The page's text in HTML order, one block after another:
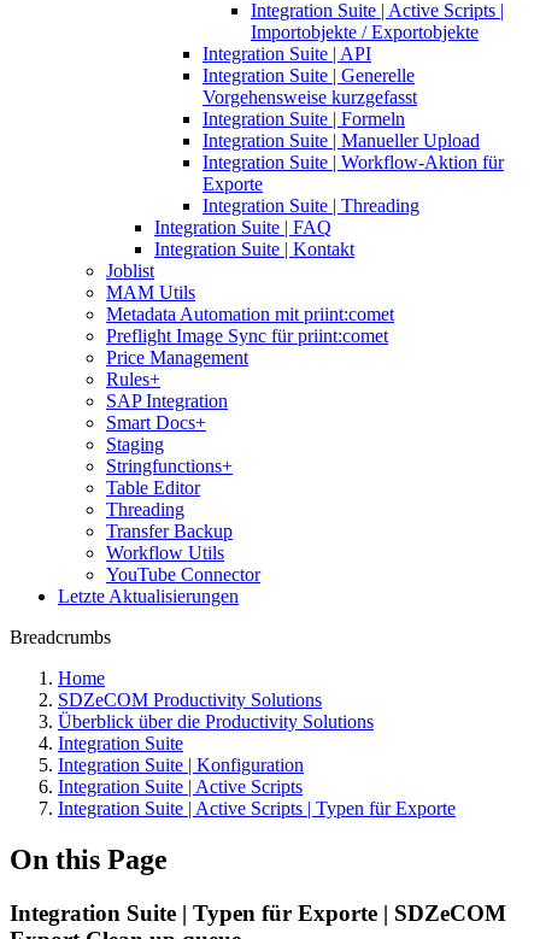
Integration Suite | Active Scripts |
Importobjekte / Exportobjekte
Integration Suite | API
Integration Suite | Generelle
Vorgehensweise kurzgefasst
Integration Suite | Formeln
Integration Suite | Manueller Upload
Integration Suite | Workflow-Aktion für
Exporte
Integration Suite | Threading
Integration Suite | FAQ
Integration Suite | Kontakt
Joblist
MAM Utils
Metadata Automation mit priint:comet
Preflight Image Sync für priint:comet
Price Management
Rules+
SAP Integration
Smart Docs+
Staging
Stringfunctions+
Table Editor
Threading
Transfer Backup
Workflow Utils
YouTube Connector
Letzte Aktualisierungen
Breadcrumbs
Home
SDZeCOM Productivity Solutions
Überblick über die Productivity Solutions
Integration Suite
Integration Suite | Konfiguration
Integration Suite | Active Scripts
Integration Suite | Active Scripts | Typen für Exporte
On this Page
Integration Suite | Typen für Exporte | SDZeCOM